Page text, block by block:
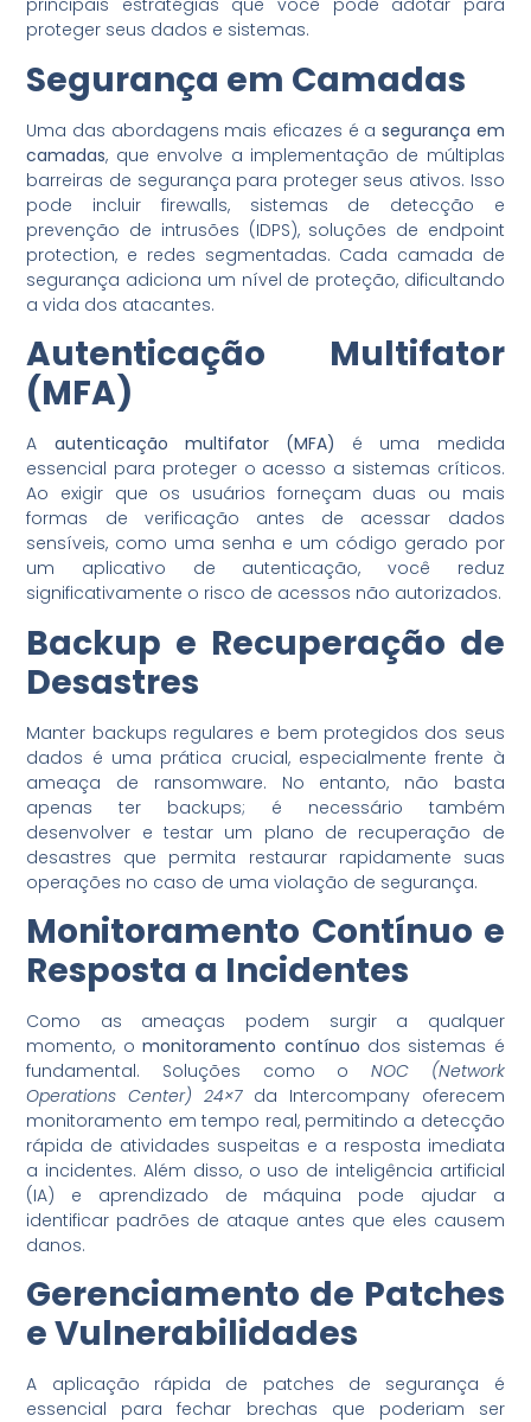
principais estratégias que você pode adotar para
proteger seus dados e sistemas.
Segurança em Camadas
Uma das abordagens mais eficazes é a segurança em
camadas, que envolve a implementação de múltiplas
barreiras de segurança para proteger seus ativos. Isso
pode incluir firewalls, sistemas de detecção e
prevenção de intrusões (IDPS), soluções de endpoint
protection, e redes segmentadas. Cada camada de
segurança adiciona um nível de proteção, dificultando
a vida dos atacantes.
Autenticação Multifator
(MFA)
A autenticação multifator (MFA) é uma medida
essencial para proteger o acesso a sistemas críticos.
Ao exigir que os usuários forneçam duas ou mais
formas de verificação antes de acessar dados
sensíveis, como uma senha e um código gerado por
um aplicativo de autenticação, você reduz
significativamente o risco de acessos não autorizados.
Backup e Recuperação de
Desastres
Manter backups regulares e bem protegidos dos seus
dados é uma prática crucial, especialmente frente à
ameaça de ransomware. No entanto, não basta
apenas ter backups; é necessário também
desenvolver e testar um plano de recuperação de
desastres que permita restaurar rapidamente suas
operações no caso de uma violação de segurança.
Monitoramento Contínuo e
Resposta a Incidentes
Como as ameaças podem surgir a qualquer
momento, omonitoramento contínuo dos sistemas é
fundamental. Soluções como o NOC (Network
Operations Center) 24×7da Intercompany oferecem
monitoramento em tempo real, permitindo a detecção
rápida de atividades suspeitas e a resposta imediata
a incidentes. Além disso, o uso de inteligência artificial
(IA) e aprendizado de máquina pode ajudar a
identificar padrões de ataque antes que eles causem
danos.
Gerenciamento de Patches
e Vulnerabilidades
A aplicação rápida de patches de segurança é
essencial para fechar brechas que poderiam ser